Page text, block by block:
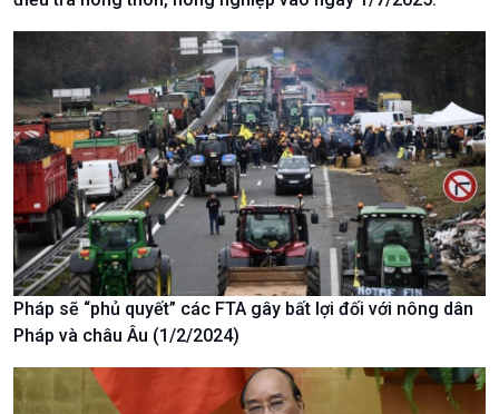
Tin Kinh tế
Trước giờ mở cửa
Dòng chảy Kinh tế
Sức sống hàng Việt
Khởi nghiệp
Tuyên chiến với gian lận
thương mại
Tin Nông nghiệp & Biển
đảo
Mùa vàng
Biển đảo Việt Nam
Tâm tình biên giới và hải
đảo
Tìm hiểu biển, đảo Việt
Nam
Pháp sẽ “phủ quyết” các FTA gây bất lợi đối với nông dân
Pháp và châu Âu (1/2/2024)